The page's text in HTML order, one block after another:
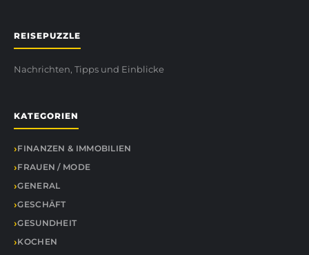
REISEPUZZLE
Nachrichten, Tipps und Einblicke
KATEGORIEN
FINANZEN & IMMOBILIEN
FRAUEN / MODE
GENERAL
GESCHÄFT
GESUNDHEIT
KOCHEN